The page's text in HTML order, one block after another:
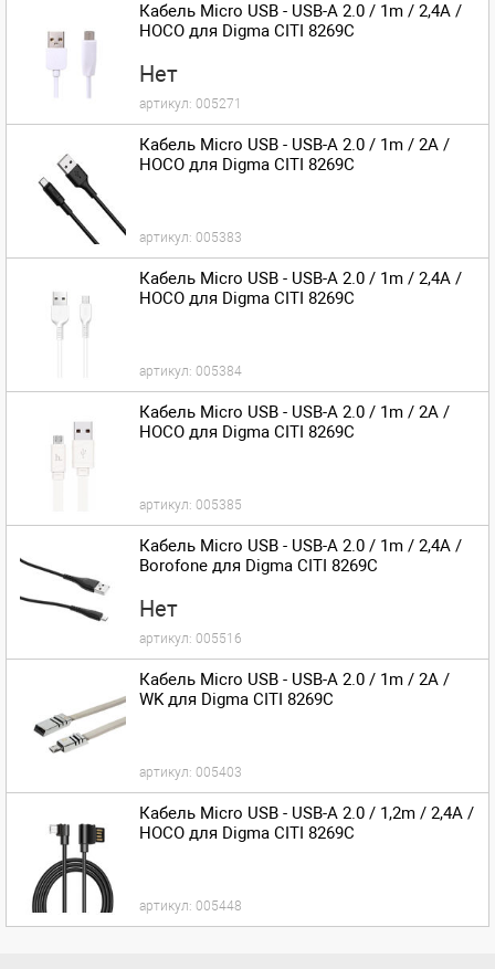
Кабель Micro USB - USB-A 2.0 / 1m / 2,4A /
HOCO для Digma CITI 8269C
Нет
артикул: 005271
Кабель Micro USB - USB-A 2.0 / 1m / 2A /
HOCO для Digma CITI 8269C
артикул: 005383
Кабель Micro USB - USB-A 2.0 / 1m / 2,4A /
HOCO для Digma CITI 8269C
артикул: 005384
Кабель Micro USB - USB-A 2.0 / 1m / 2A /
HOCO для Digma CITI 8269C
артикул: 005385
Кабель Micro USB - USB-A 2.0 / 1m / 2,4A /
Borofone для Digma CITI 8269C
Нет
артикул: 005516
Кабель Micro USB - USB-A 2.0 / 1m / 2A /
WK для Digma CITI 8269C
артикул: 005403
Кабель Micro USB - USB-A 2.0 / 1,2m / 2,4A /
HOCO для Digma CITI 8269C
артикул: 005448